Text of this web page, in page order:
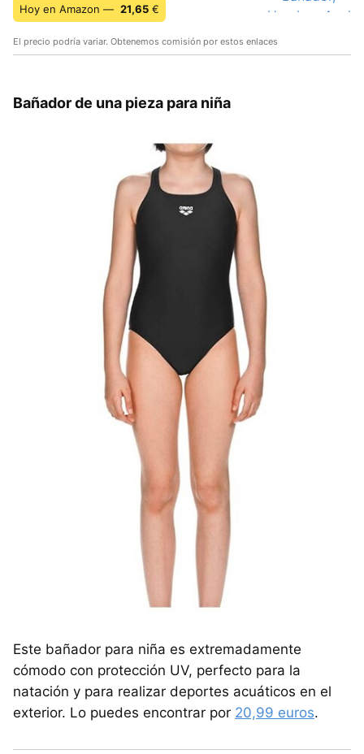
Hoy en Amazon — 21,65 €
El precio podría variar. Obtenemos comisión por estos enlaces
Bañador de una pieza para niña
Este bañador para niña es extremadamente
cómodo con protección UV, perfecto para la
natación y para realizar deportes acuáticos en el
exterior. Lo puedes encontrar por 20,99 euros.